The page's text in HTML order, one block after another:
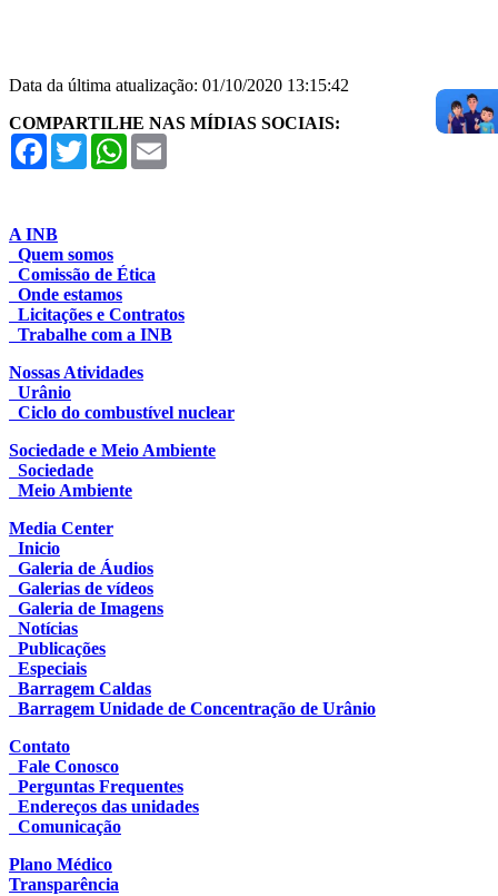
Data da última atualização: 01/10/2020 13:15:42
COMPARTILHE NAS MÍDIAS SOCIAIS:
Facebook
TwitterWhatsApp
A INB
Quem somos
Comissão de Ética
Onde estamos
Licitações e Contratos
Trabalhe com a INB
Nossas Atividades
Urânio
Ciclo do combustível nuclear
Sociedade e Meio Ambiente
Sociedade
Meio Ambiente
Media Center
Inicio
Galeria de Áudios
Galerias de vídeos
Galeria de Imagens
Notícias
Publicações
Especiais
Barragem Caldas
Barragem Unidade de Concentração de Urânio
Contato
Fale Conosco
Perguntas Frequentes
Endereços das unidades
Comunicação
Plano Médico
Transparência